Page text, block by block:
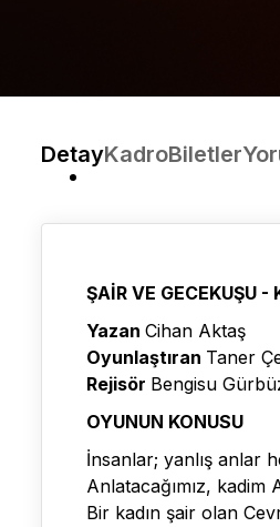
DetayKadroBiletler
ŞAİR VE GECEKUŞU -
Yazan Cihan Aktaş
Oyunlaştıran Taner
Rejisör Bengisu
OYUNUN KONUSU
İnsanlar; yanlış anlar
Anlatacağımız, kadim
Bir kadın şair olan